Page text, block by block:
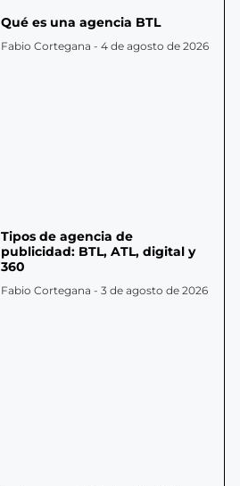
Qué es una agencia BTL
Fabio Cortegana 4 de agosto de 2026
Tipos de agencia de
publicidad: BTL, ATL, digital y
360
Fabio Cortegana 3 de agosto de 2026